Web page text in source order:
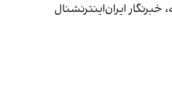
خبرنگار ایران‌اینترنشنال